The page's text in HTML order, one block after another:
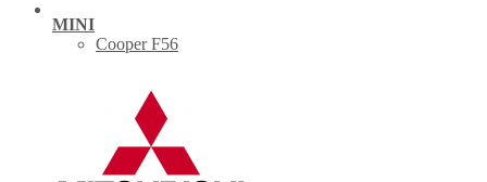
MINI
Cooper F56